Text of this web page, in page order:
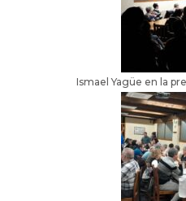
Ismael Yagüe en la